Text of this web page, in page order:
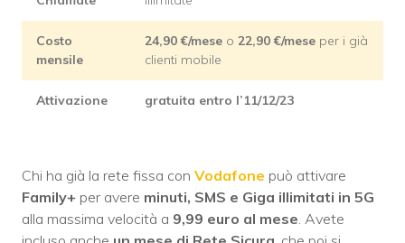
Costo
mensile
24,90 €/mese o 22,90 €/mese per i già
clienti mobile
Attivazione gratuita entro l’11/12/23
Chi ha già la rete fissa con Vodafone può attivare
Family+ per avere minuti, SMS e Giga illimitati in 5G
alla massima velocità a 9,99 euro al mese. Avete